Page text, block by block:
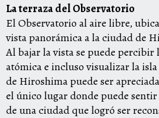
La terraza del Observatorio
El Observatorio al aire libre,
vista panorámica a la ciudad de
Al bajar la vista se puede
atómica e incluso visualizar la
de Hiroshima puede ser
el único lugar donde puede
de una ciudad que logró ser